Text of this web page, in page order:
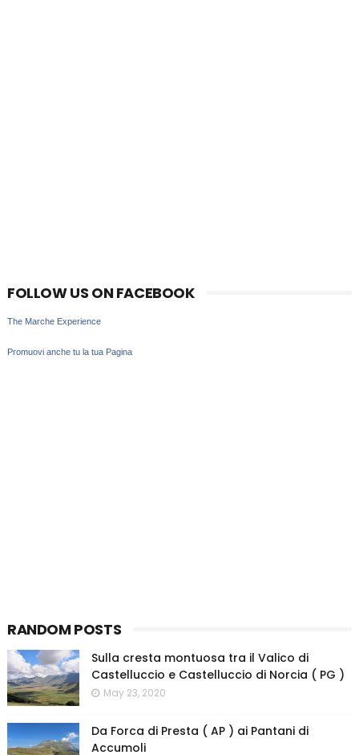
FOLLOW US ON FACEBOOK
The Marche Experience
Promuovi anche tu la tua Pagina
RANDOM POSTS
Sulla cresta montuosa tra il Valico di
Castelluccio e Castelluccio di Norcia ( PG )
May 23, 2020
Da Forca di Presta ( AP ) ai Pantani di
Accumoli